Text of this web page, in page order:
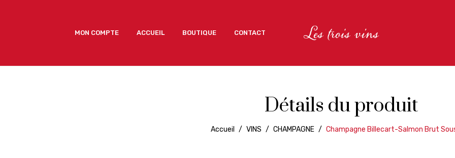
MON COMPTE ACCUEIL BOUTIQUE CONTACT
Détails du produit
Accueil / VINS / CHAMPAGNE / Champagne Billecart-Salmon Brut